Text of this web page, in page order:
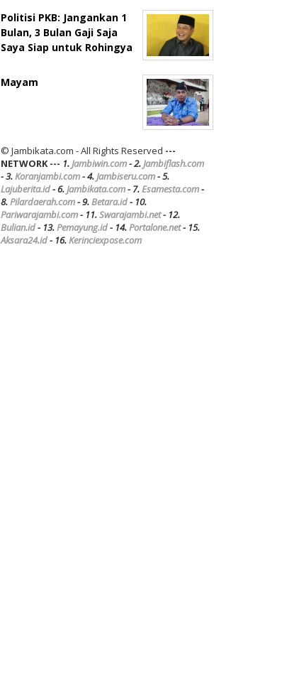
Politisi PKB: Jangankan 1
Bulan, 3 Bulan Gaji Saja
Saya Siap untuk Rohingya
Mayam
© Jambikata.com - All Rights Reserved ---
NETWORK --- 1.Jambiwin.com- 2.Jambiflash.com
- 3.Koranjambi.com- 4.Jambiseru.com- 5.
Lajuberita.id- 6.Jambikata.com- 7.Esamesta.com-
8.Pilardaerah.com- 9.Betara.id- 10.
Pariwarajambi.com- 11.Swarajambi.net- 12.
Bulian.id- 13.Pemayung.id- 14.Portalone.net- 15.
Aksara24.id- 16.Kerinciexpose.com